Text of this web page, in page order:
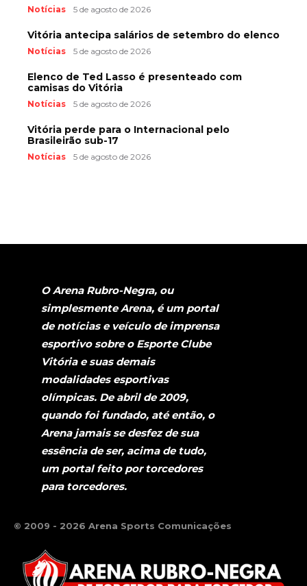
Notícias 5 de agosto de 2026
Vitória antecipa salários de setembro do elenco
Notícias 5 de agosto de 2026
Elenco de Ted Lasso é presenteado com
camisas do Vitória
Notícias 5 de agosto de 2026
Vitória perde para o Internacional pelo
Brasileirão sub-17
Notícias 5 de agosto de 2026
O Arena Rubro-Negra, ou
simplesmente Arena, é um portal
de notícias e veículo de imprensa
esportivo sobre o Esporte Clube
Vitória e suas demais
modalidades esportivas
olímpicas. De abril de 2009,
quando foi fundado, até então, o
Arena jamais se desfez de sua
essência de ser, acima de tudo,
um portal feito por torcedores
para torcedores.
© 2009 - 2026 Arena Sports Comunicações